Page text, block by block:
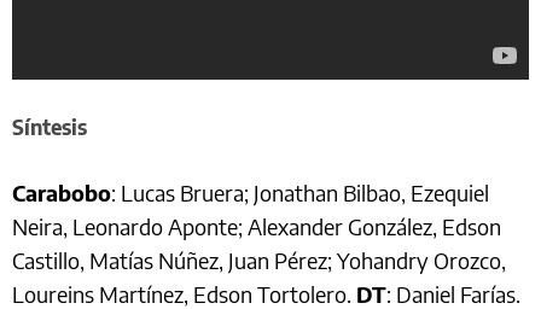
Síntesis
Carabobo: Lucas Bruera; Jonathan Bilbao, Ezequiel
Neira, Leonardo Aponte; Alexander González, Edson
Castillo, Matías Núñez, Juan Pérez; Yohandry Orozco,
Loureins Martínez, Edson Tortolero. DT: Daniel Farías.